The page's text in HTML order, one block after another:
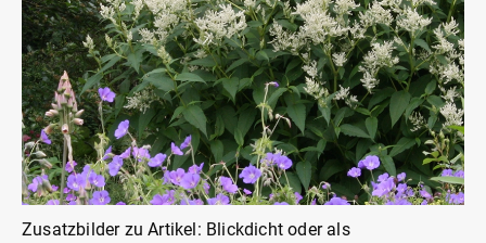
Zusatzbilder zu Artikel: Blickdicht oder als